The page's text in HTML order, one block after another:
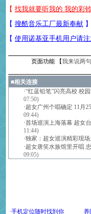
页面功能 【我来说两
■相关连接
·“红蓝铅笔”闪亮高校 校
07:50)
·超女广州个唱确定 11月
09:44)
·首场巡演上海落幕 超女
11:44)
·独家：超女巡演精彩现
·超女唐笑水族馆里开唱
09:05)